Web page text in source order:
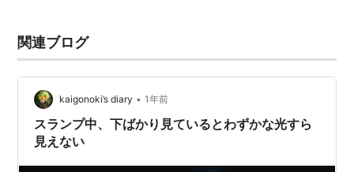
関連ブログ
kaigonoki’s diary • 1年前
スランプ中、下ばかり見ているとわずかな光すら
見えない